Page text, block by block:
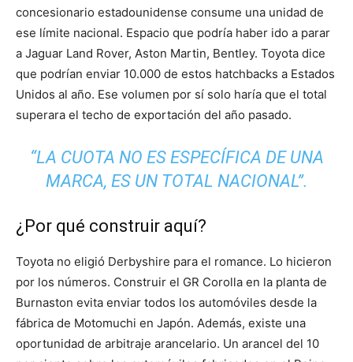
concesionario estadounidense consume una unidad de
ese límite nacional. Espacio que podría haber ido a parar
a Jaguar Land Rover, Aston Martin, Bentley. Toyota dice
que podrían enviar 10.000 de estos hatchbacks a Estados
Unidos al año. Ese volumen por sí solo haría que el total
superara el techo de exportación del año pasado.
“LA CUOTA NO ES ESPECÍFICA DE UNA
MARCA, ES UN TOTAL NACIONAL”.
¿Por qué construir aquí?
Toyota no eligió Derbyshire para el romance. Lo hicieron
por los números. Construir el GR Corolla en la planta de
Burnaston evita enviar todos los automóviles desde la
fábrica de Motomuchi en Japón. Además, existe una
oportunidad de arbitraje arancelario. Un arancel del 10